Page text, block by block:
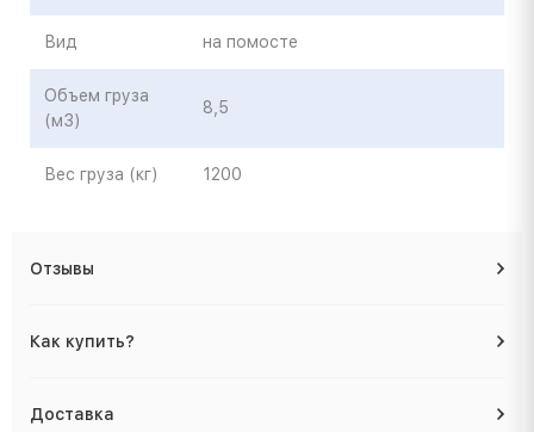
Вид на помосте
Объем груза
(м3)
8,5
Вес груза (кг) 1200
Отзывы
Как купить?
Доставка